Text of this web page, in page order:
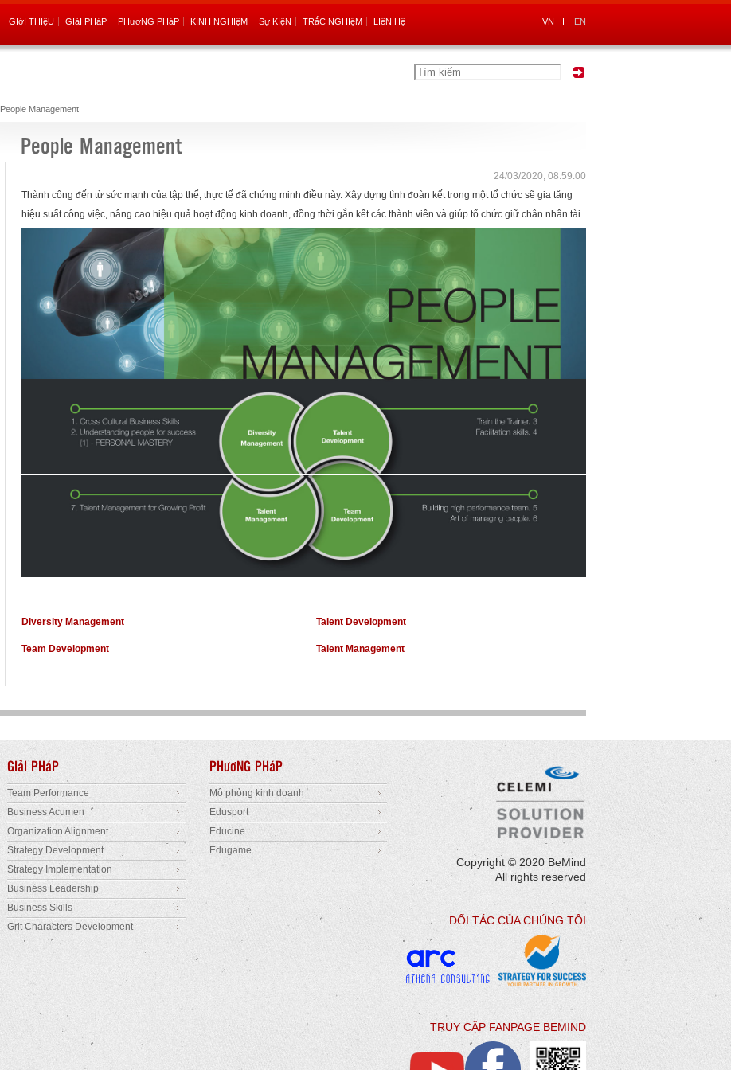
VN EN
GIớI THIệU GIảI PHáP PHươNG PHáP KINH NGHIệM Sự KIệN TRắC NGHIệM LIêN Hệ
People Management
People Management
24/03/2020, 08:59:00
Thành công đến từ sức mạnh của tập thể, thực tế đã chứng minh điều này. Xây dựng tình đoàn kết trong một tổ chức sẽ gia tăng
hiệu suất công việc, nâng cao hiệu quả hoạt động kinh doanh, đồng thời gắn kết các thành viên và giúp tổ chức giữ chân nhân tài.
Diversity Management Talent Development
Team Development Talent Management
GIảI PHáP
Team Performance
Business Acumen
Organization Alignment
Strategy Development
Strategy Implementation
Business Leadership
Business Skills
Grit Characters Development
PHươNG PHáP
Mô phỏng kinh doanh
Edusport
Educine
Edugame
Copyright © 2020 BeMind
All rights reserved
ĐỐI TÁC CỦA CHÚNG TÔI
TRUY CẬP FANPAGE BEMIND